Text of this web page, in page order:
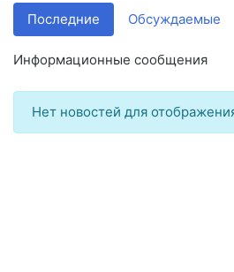
Последние Обсуждаемые
Информационные сообщения
Нет новостей для